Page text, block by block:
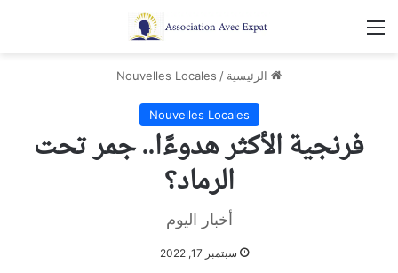
القائمة
الرئيسية /
Nouvelles Locales
Nouvelles Locales
فرنجية الأكثر هدوءًا.. جمر تحت
الرماد؟
أخبار اليوم
سبتمبر 17, 2022